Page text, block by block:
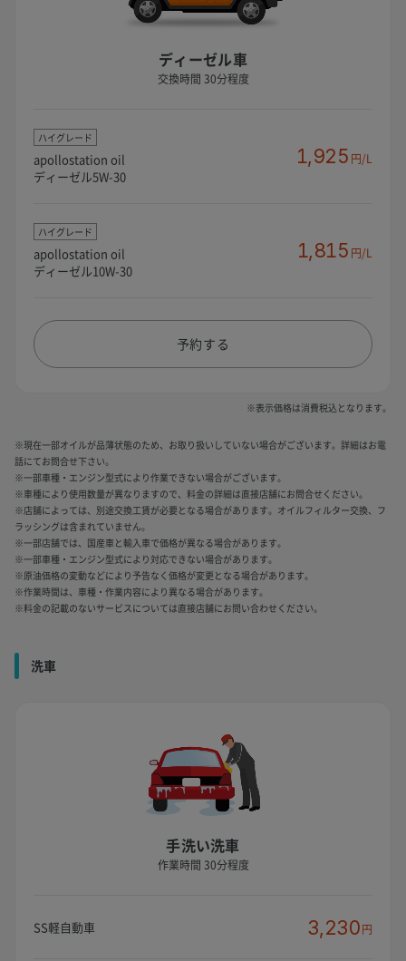
ディーゼル車
交換時間 30分程度
ハイグレード
apollostation oil
ディーゼル5W-30
1,925 円/L
ハイグレード
apollostation oil
ディーゼル10W-30
1,815 円/L
予約する
※表示価格は消費税込となります。
※現在一部オイルが品薄状態のため、お取り扱いしていない場合がございます。詳細はお電
話にてお問合せ下さい。
※一部車種・エンジン型式により作業できない場合がございます。
※車種により使用数量が異なりますので、料金の詳細は直接店舗にお問合せください。
※店舗によっては、別途交換工賃が必要となる場合があります。オイルフィルター交換、フ
ラッシングは含まれていません。
※一部店舗では、国産車と輸入車で価格が異なる場合があります。
※一部車種・エンジン型式により対応できない場合があります。
※原油価格の変動などにより予告なく価格が変更となる場合があります。
※作業時間は、車種・作業内容により異なる場合があります。
※料金の記載のないサービスについては直接店舗にお問い合わせください。
洗車
手洗い洗車
作業時間 30分程度
SS軽自動車 3,230円